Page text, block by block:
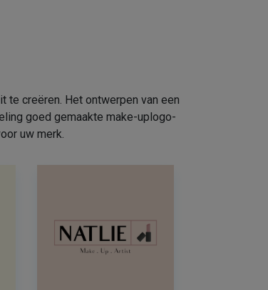
creëren. Het ontwerpen van een
goed gemaakte make-uplogo-
uw merk.